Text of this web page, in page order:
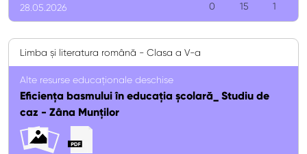
28.05.2026
0 15 1
Limba și literatura română - Clasa a V-a
Alte resurse educaționale deschise
Eficiența basmului în educația școlară_ Studiu de
caz - Zâna Munților